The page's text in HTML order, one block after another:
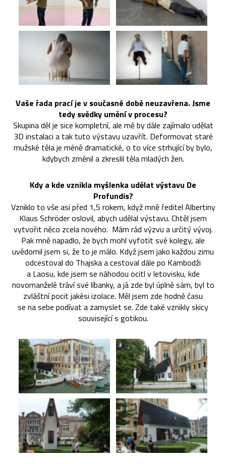
Vaše řada prací je v současné době neuzavřena. Jsme
tedy svědky umění v procesu?
Skupina děl je sice kompletní, ale mě by dále zajímalo udělat
3D instalaci a tak tuto výstavu uzavřít. Deformovat staré
mužské těla je méně dramatické, o to více strhující by bylo,
kdybych změnil a zkreslil těla mladých žen.
Kdy a kde vznikla myšlenka udělat výstavu De
Profundis?
Vzniklo to vše asi před 1,5 rokem, když mně ředitel Albertiny
Klaus Schröder oslovil, abych udělal výstavu. Chtěl jsem
vytvořit něco zcela nového. Mám rád výzvu a určitý vývoj.
Pak mně napadlo, že bych mohl vyfotit své kolegy, ale
uvědomil jsem si, že to je málo. Když jsem jako každou zimu
odcestoval do Thajska a cestoval dále po Kambodži
a Laosu, kde jsem se náhodou ocitl v letovisku, kde
novomanželé tráví své líbanky, a já zde byl úplně sám, byl to
zvláštní pocit jakési izolace. Měl jsem zde hodně času
se na sebe podívat a zamyslet se. Zde také vznikly skicy
související s gotikou.